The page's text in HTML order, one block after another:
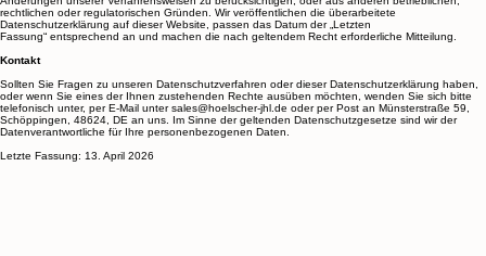
Änderungen an dieser Datenschutzerklärung
Wir können diese Datenschutzerklärung von Zeit zu Zeit aktualisieren, um beispielsweise
Änderungen unserer Verfahrensweisen zu berücksichtigen, oder aus anderen betrieblichen,
rechtlichen oder regulatorischen Gründen. Wir veröffentlichen die überarbeitete
Datenschutzerklärung auf dieser Website, passen das Datum der „Letzten
Fassung“ entsprechend an und machen die nach geltendem Recht erforderliche Mitteilung.
Kontakt
Sollten Sie Fragen zu unseren Datenschutzverfahren oder dieser Datenschutzerklärung haben,
oder wenn Sie eines der Ihnen zustehenden Rechte ausüben möchten, wenden Sie sich bitte
telefonisch unter, per E-Mail unter sales@hoelscher-jhl.de oder per Post an Münsterstraße 59,
Schöppingen, 48624, DE an uns. Im Sinne der geltenden Datenschutzgesetze sind wir der